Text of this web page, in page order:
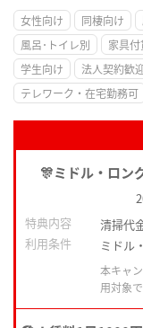
女性向け 同棲向け
風呂･トイレ別
家具
学生向け
法人契約歓
テレワーク・在宅勤務可
🎊ミドル・ロン
特典内容
清掃代
利用条件
ミドル
本キャ
用対象で